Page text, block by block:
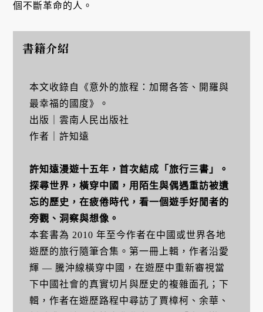
個不斷革命的人。
書籍介紹
本文收錄自《意外的旅程：加爾各答、開羅與
最幸福的國度》。
出版｜雲南人民出版社
作者｜許知遠
許知遠漫遊十五年，首次結成「旅行三書」。
探尋世界，橫穿中國，用陌生與偶遇重訪被遺
忘的歷史，在疲倦時代，看一個遊手好閒者的
旁觀、洞察與想像。
本套書為 2010 年至今作者在中國或世界各地
遊歷的旅行隨筆合集。第一冊上輯，作者沿愛
輝 — 騰沖線橫穿中國，在遊歷中重新審視當
下中國社會的真實切片與歷史的複雜面孔；下
輯，作者在遊歷路程中尋訪了賈樟柯、余華、